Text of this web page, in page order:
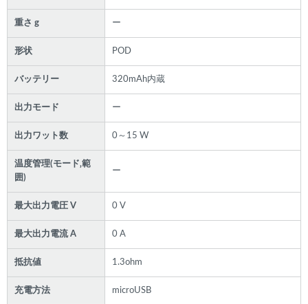
重さ g ー
形状 POD
バッテリー 320mAh内蔵
出力モード ー
出力ワット数 0～15 W
温度管理(モード‚範
囲)
ー
最大出力電圧 V 0 V
最大出力電流 A 0 A
抵抗値 1.3ohm
充電方法 microUSB